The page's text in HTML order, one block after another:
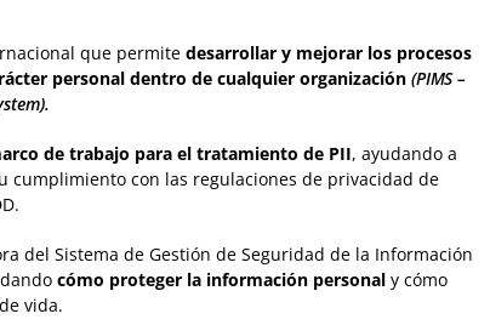
que permite desarrollar y mejorar los procesos
personal dentro de cualquier organización (PIMS –
de trabajo para el tratamiento de PII, ayudando a
cumplimiento con las regulaciones de privacidad de
del Sistema de Gestión de Seguridad de la Información
cómo proteger la información personaly cómo
vida.